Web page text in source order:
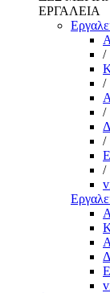
ΕΡΓΑΛΕΙΑ
/
/
/
/
/